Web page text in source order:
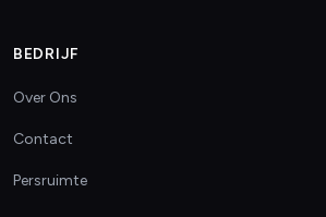
BEDRIJF
Over Ons
Contact
Persruimte